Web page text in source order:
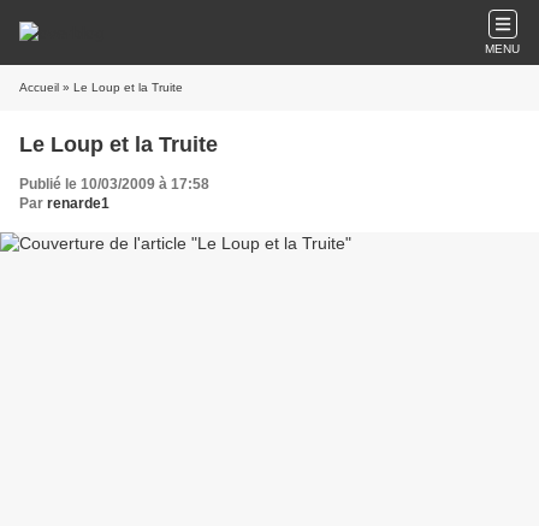
MENU
Accueil » Le Loup et la Truite
Le Loup et la Truite
Publié le 10/03/2009 à 17:58
Par renarde1